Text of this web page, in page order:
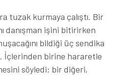
tuzak kurmaya çalıştı. Bir
danışman işini bitirirken
bildiği üç sendika
İçlerinden birine hararetle
söyledi; bir diğeri,